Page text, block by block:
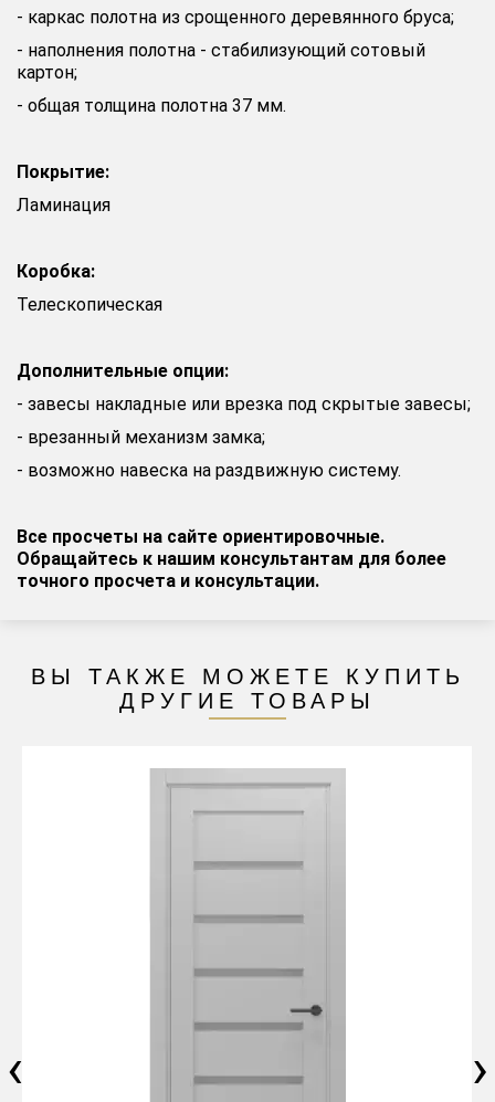
- каркас полотна из срощенного деревянного бруса;
- наполнения полотна - стабилизующий сотовый
картон;
- общая толщина полотна 37 мм.
Покрытие:
Ламинация
Коробка:
Телескопическая
Дополнительные опции:
- завесы накладные или врезка под скрытые завесы;
- врезанный механизм замка;
- возможно навеска на раздвижную систему.
Все просчеты на сайте ориентировочные.
Обращайтесь к нашим консультантам для более
точного просчета и консультации.
ВЫ ТАКЖЕ МОЖЕТЕ КУПИТЬ
ДРУГИЕ ТОВАРЫ
‹ ›